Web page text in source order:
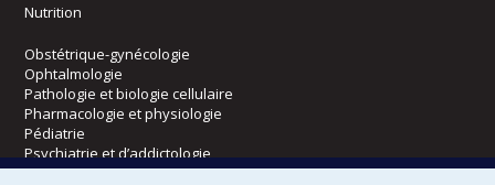
Nutrition
Obstétrique-gynécologie
Ophtalmologie
Pathologie et biologie cellulaire
Pharmacologie et physiologie
Pédiatrie
Psychiatrie et d’addictologie
Radiologie, radio-oncologie et médecine nucléaire